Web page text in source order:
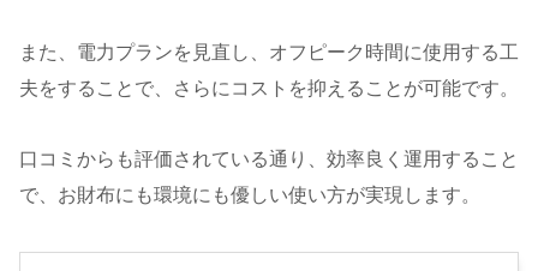
また、電力プランを見直し、オフピーク時間に使用する工
夫をすることで、さらにコストを抑えることが可能です。
口コミからも評価されている通り、効率良く運用すること
で、お財布にも環境にも優しい使い方が実現します。